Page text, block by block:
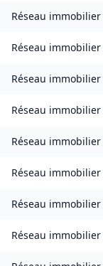
Réseau immobilier
Réseau immobilier
Réseau immobilier
Réseau immobilier
Réseau immobilier
Réseau immobilier
Réseau immobilier
Réseau immobilier